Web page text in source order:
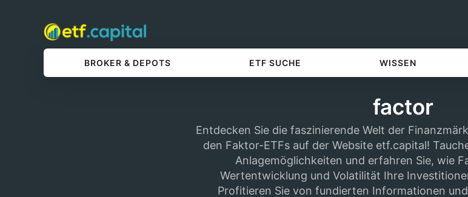
BROKER & DEPOTS ETF SUCHE WISSEN
factor
Entdecken Sie die faszinierende Welt der
den Faktor-ETFs auf der Website etf.capital!
Anlagemöglichkeiten und erfahren Sie, wie
Wertentwicklung und Volatilität Ihre
Profitieren Sie von fundierten Informationen